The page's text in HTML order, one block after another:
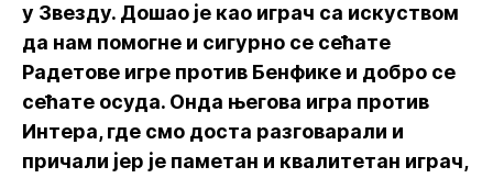
у Звезду. Дошао је као играч са искуством
да нам помогне и сигурно се сећате
Радетове игре против Бенфике и добро се
сећате осуда. Онда његова игра против
Интера, где смо доста разговарали и
причали јер је паметан и квалитетан играч,